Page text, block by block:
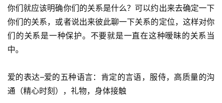
你们就应该明确你们的关系是什么？可以约出来去确定一下
你们的关系，或者说出来彼此聊一下关系的定位，这样对你
们的关系是一种保护。不要就是一直在这种暧昧的关系当
中。
爱的表达–爱的五种语言：肯定的言语，服侍，高质量的沟
通（精心时刻），礼物，身体接触